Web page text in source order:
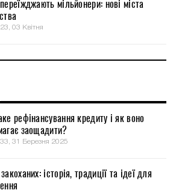
мільйонери: нові міста
03 Квітня
рефінансування кредиту і як воно
заощадити?
31 Березня 2025
історія, традиції та ідеї для